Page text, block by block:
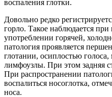
воспаления глотки.
Довольно редко
горло. Такое наблюдается
употреблении горячей,
патология проявляется
глотании, осиплостью
лимфоузлы. При этом задняя
При распространении
воспалиться носоглотка,
носа.